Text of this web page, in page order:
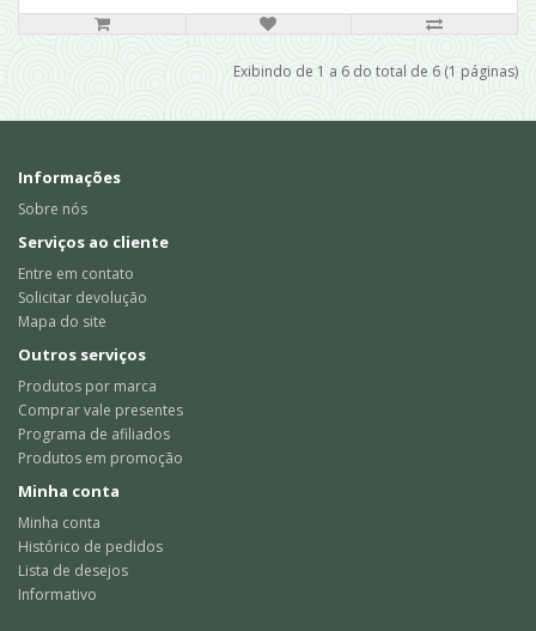
Exibindo de 1 a 6 do total de 6 (1 páginas)
Informações
Sobre nós
Serviços ao cliente
Entre em contato
Solicitar devolução
Mapa do site
Outros serviços
Produtos por marca
Comprar vale presentes
Programa de afiliados
Produtos em promoção
Minha conta
Minha conta
Histórico de pedidos
Lista de desejos
Informativo